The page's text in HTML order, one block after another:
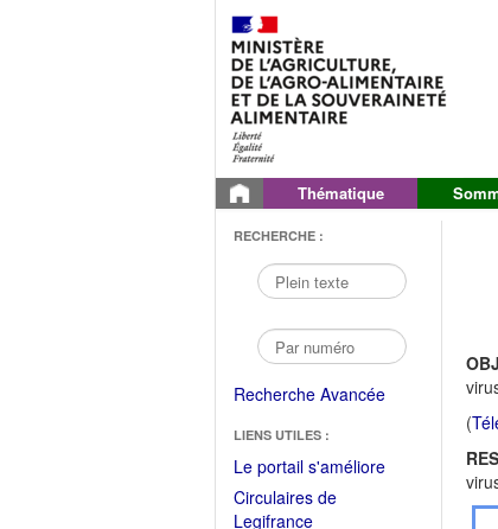
Thématique
RECHERCHE :
Recherche Avancée
LIENS UTILES :
Le portail s'améliore(Fichier
Circulaires de
Legifrance(Ouvrir
(